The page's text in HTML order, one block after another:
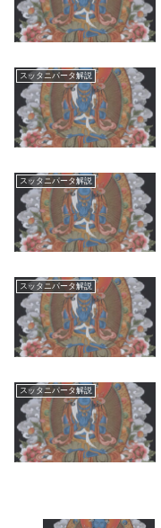
スッタニパータ解説
スッタニパータ解説
スッタニパータ解説
スッタニパータ解説